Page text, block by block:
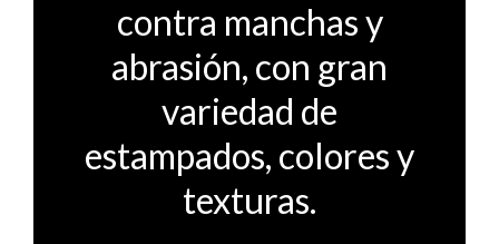
contra manchas y
abrasión, con gran
variedad de
estampados, colores y
texturas.